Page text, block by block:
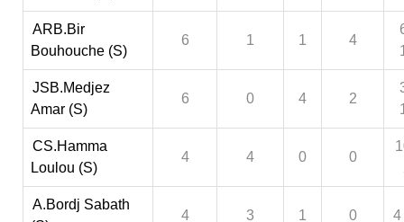
ARB.Bir
Bouhouche (S)
6 1 1 4
JSB.Medjez
Amar (S)
6 0 4 2
CS.Hamma
Loulou (S)
4 4 0 0
A.Bordj Sabath
4 3 1 0 4